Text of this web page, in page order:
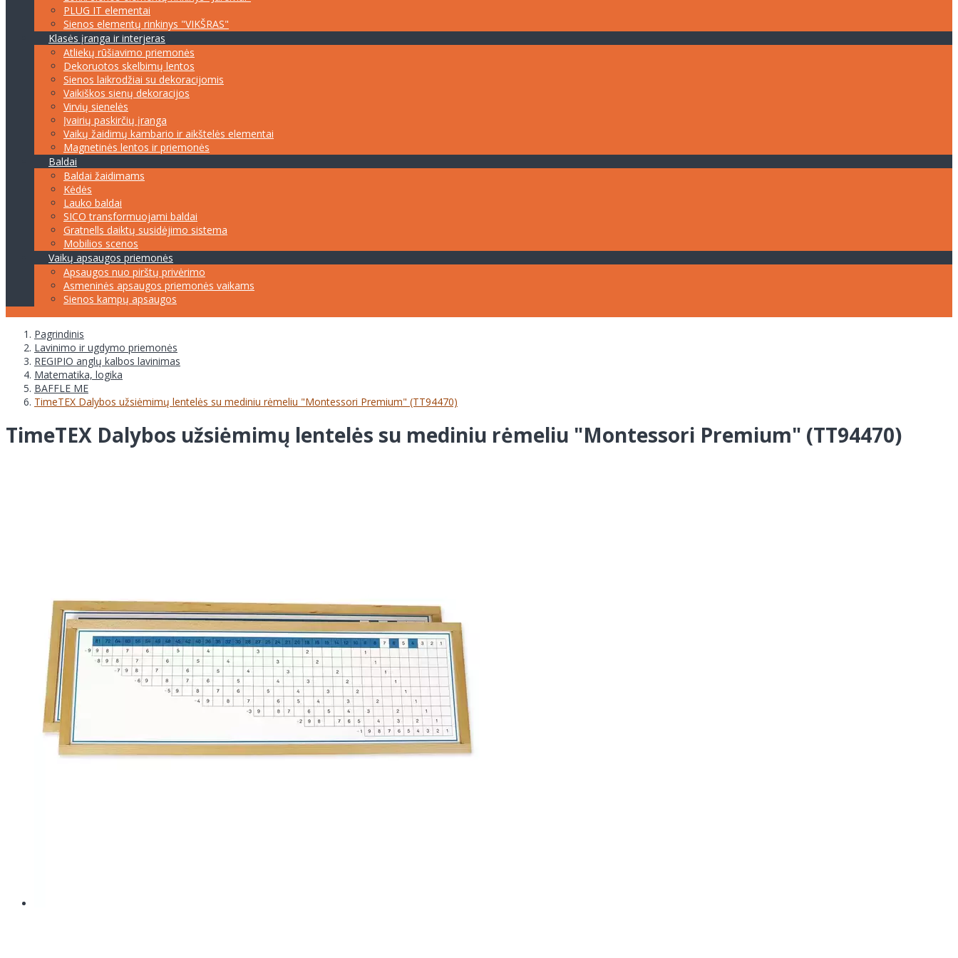
PLUG IT elementai
Sienos elementų rinkinys "VIKŠRAS"
Klasės įranga ir interjeras
Atliekų rūšiavimo priemonės
Dekoruotos skelbimų lentos
Sienos laikrodžiai su dekoracijomis
Vaikiškos sienų dekoracijos
Virvių sienelės
Įvairių paskirčių įranga
Vaikų žaidimų kambario ir aikštelės elementai
Magnetinės lentos ir priemonės
Baldai
Baldai žaidimams
Kėdės
Lauko baldai
SICO transformuojami baldai
Gratnells daiktų susidėjimo sistema
Mobilios scenos
Vaikų apsaugos priemonės
Apsaugos nuo pirštų privėrimo
Asmeninės apsaugos priemonės vaikams
Sienos kampų apsaugos
Pagrindinis
Lavinimo ir ugdymo priemonės
REGIPIO anglų kalbos lavinimas
Matematika, logika
BAFFLE ME
TimeTEX Dalybos užsiėmimų lentelės su mediniu rėmeliu "Montessori Premium" (TT94470)
TimeTEX Dalybos užsiėmimų lentelės su mediniu rėmeliu "Montessori Premium" (TT94470)